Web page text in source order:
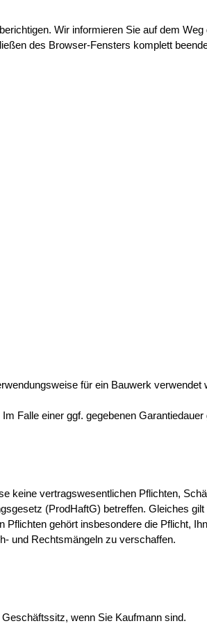
Wir informieren Sie auf dem
des Browser-Fensters komplett
für ein Bauwerk
Falle einer ggf. gegebenen
keine vertragswesentlichen Pflichten,
(ProdHaftG) betreffen. Gleiches
gehört insbesondere die Pflicht,
und Rechtsmängeln zu verschaffen.
wenn Sie Kaufmann sind.